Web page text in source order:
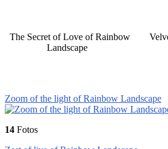
The Secret of Love of Rainbow
Landscape
Zoom of the light of Rainbow Landscape
14 Fotos